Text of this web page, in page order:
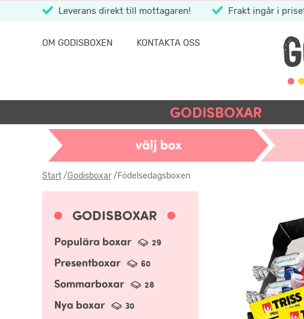
Leverans direkt till mottagaren! Frakt ingår i
OM GODISBOXEN KONTAKTA OSS
GODISBOXAR
välj box
Start/Godisboxar/Födelsedagsboxen
GODISBOXAR
Populära boxar 29
Presentboxar 60
Sommarboxar 28
Nya boxar 30